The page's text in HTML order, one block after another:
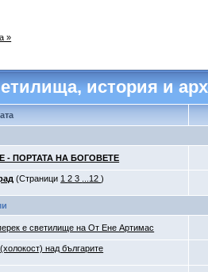
»
история и
- ПОРТАТА НА БОГОВЕТЕ
(Страници 123 ...12)
е светилище на От Ене Артимас
над българите